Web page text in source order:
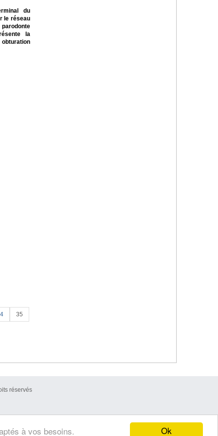
Ok
à vos besoins.
du
le réseau
la
35
réservés